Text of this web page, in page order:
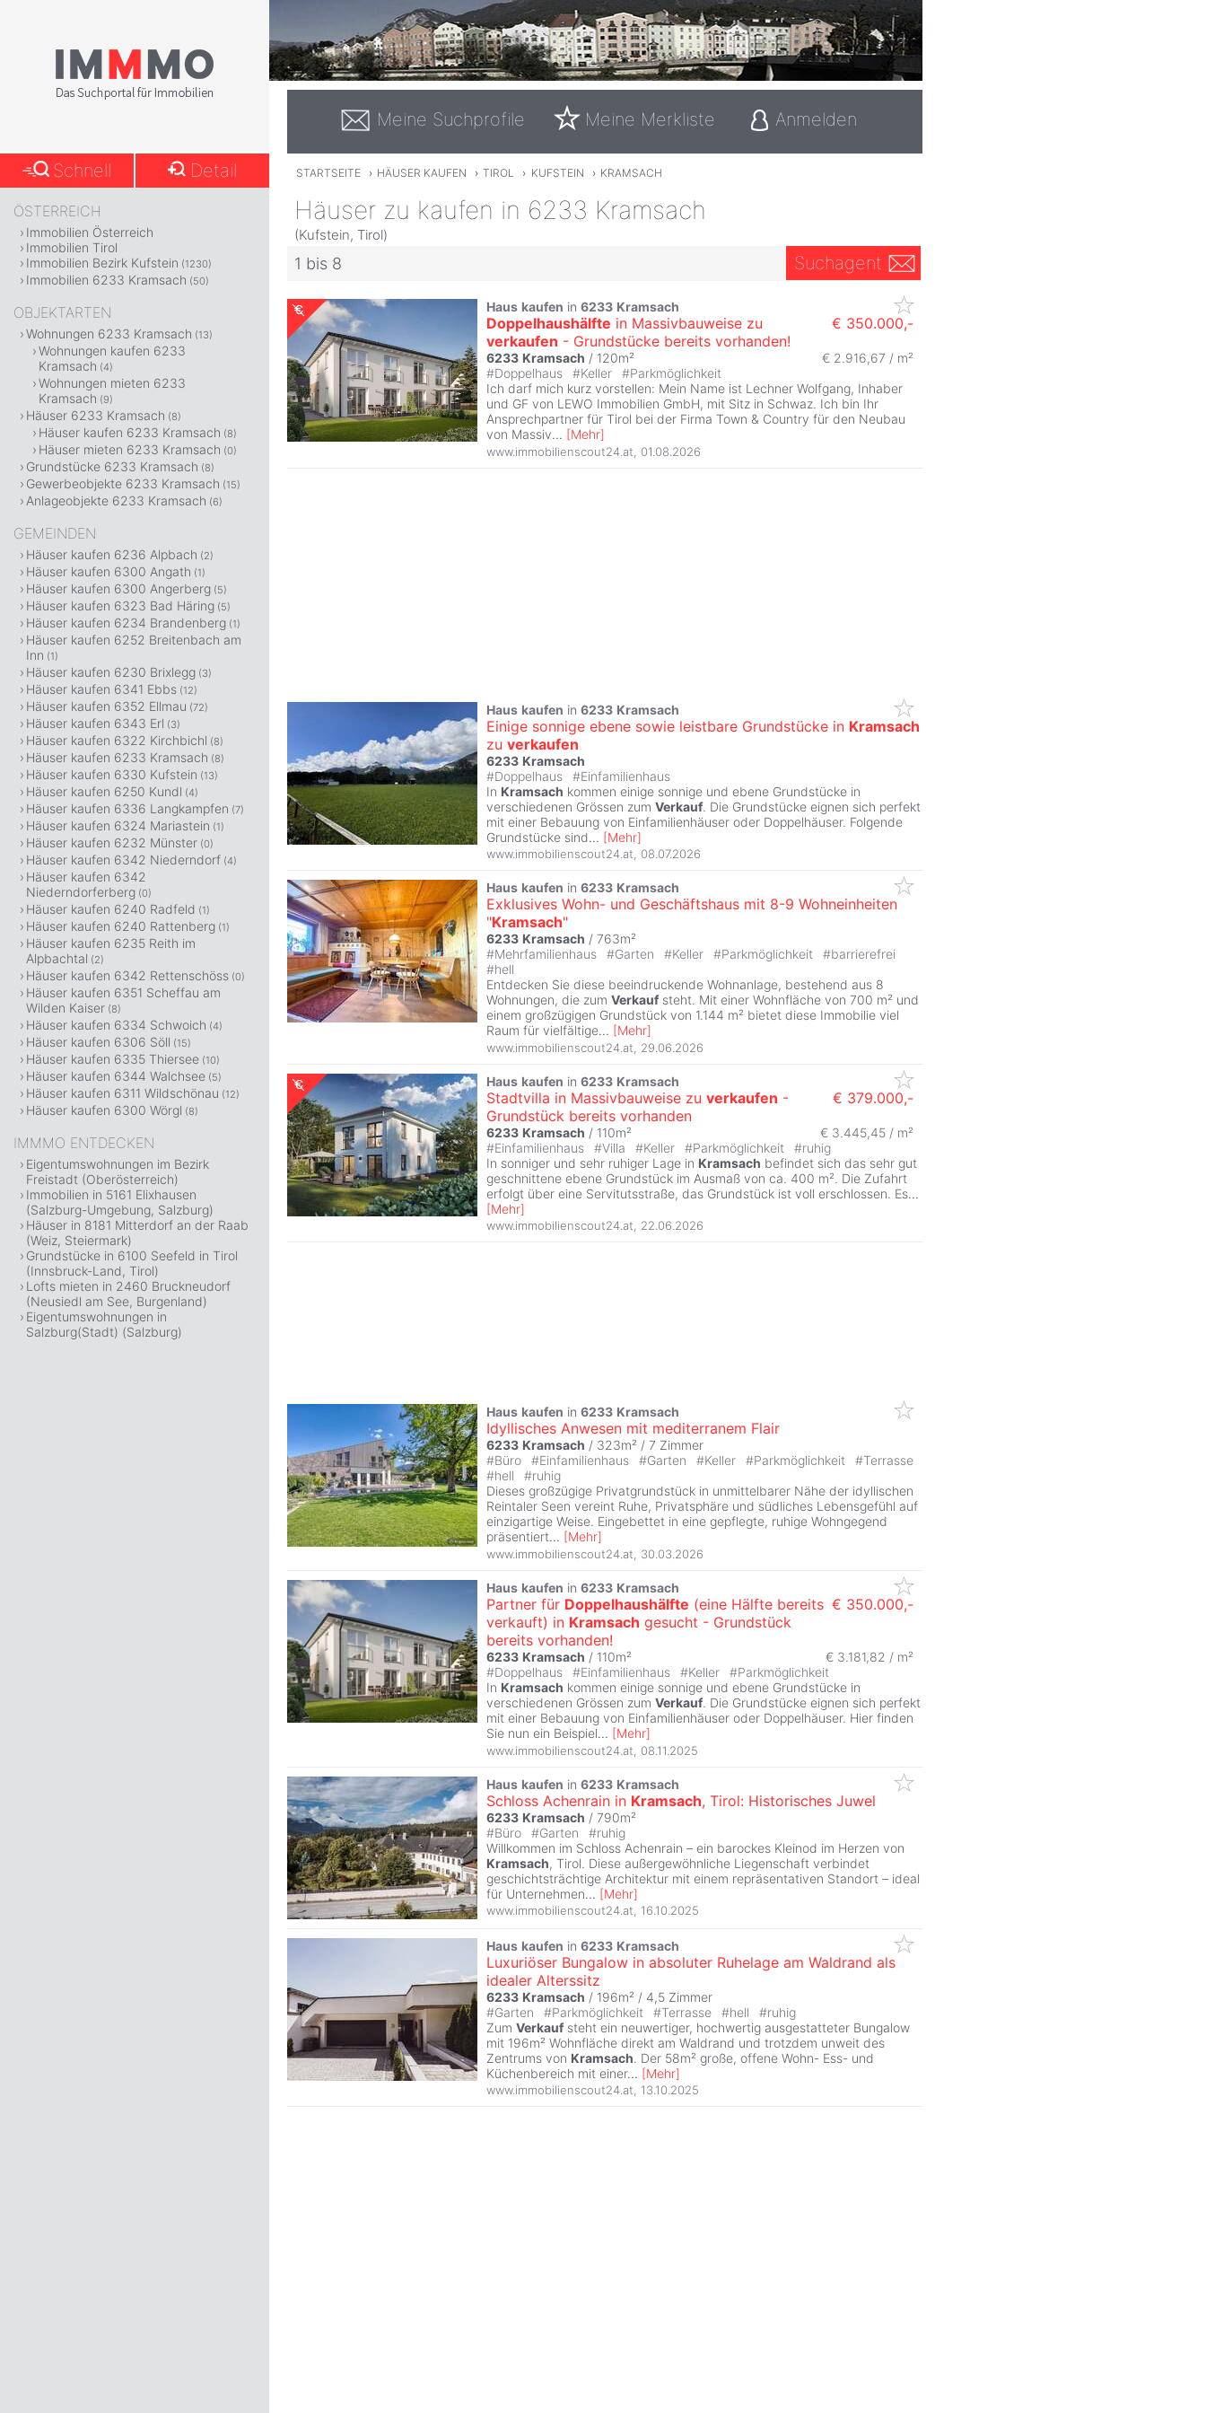
Meine Suchprofile Meine Merkliste Anmelden
STARTSEITE › HÄUSER KAUFEN › TIROL › KUFSTEIN › KRAMSACH
Häuser zu kaufen in 6233 Kramsach
(Kufstein, Tirol)
1 bis 8 Suchagent
Haus kaufen in 6233 Kramsach
Doppelhaushälfte in Massivbauweise zu
verkaufen - Grundstücke bereits vorhanden!
€ 350.000,-
6233 Kramsach / 120m²
€ 2.916,67 / m²
#Doppelhaus #Keller #Parkmöglichkeit
Ich darf mich kurz vorstellen: Mein Name ist Lechner Wolfgang, Inhaber
und GF von LEWO Immobilien GmbH, mit Sitz in Schwaz. Ich bin Ihr
Ansprechpartner für Tirol bei der Firma Town & Country für den Neubau
von Massiv... [Mehr]
www.immobilienscout24.at 01.08.2026
Haus kaufen in 6233 Kramsach
Einige sonnige ebene sowie leistbare Grundstücke in Kramsach
zu verkaufen
6233 Kramsach
#Doppelhaus #Einfamilienhaus
In Kramsach kommen einige sonnige und ebene Grundstücke in
verschiedenen Grössen zum Verkauf. Die Grundstücke eignen sich perfekt
mit einer Bebauung von Einfamilienhäuser oder Doppelhäuser. Folgende
Grundstücke sind... [Mehr]
www.immobilienscout24.at, 08.07.2026
Haus kaufen in 6233 Kramsach
Exklusives Wohn- und Geschäftshaus mit 8-9 Wohneinheiten
"Kramsach"
6233 Kramsach / 763m²
#Mehrfamilienhaus #Garten #Keller #Parkmöglichkeit #barrierefrei
#hell
Entdecken Sie diese beeindruckende Wohnanlage, bestehend aus 8
Wohnungen, die zum Verkauf steht. Mit einer Wohnfläche von 700 m² und
einem großzügigen Grundstück von 1.144 m² bietet diese Immobilie viel
Raum für vielfältige... [Mehr]
www.immobilienscout24.at 29.06.2026
Haus kaufen in 6233 Kramsach
Stadtvilla in Massivbauweise zu verkaufen -
Grundstück bereits vorhanden
€ 379.000,-
6233 Kramsach / 110m²
€ 3.445,45 / m²
#Einfamilienhaus #Villa #Keller #Parkmöglichkeit #ruhig
In sonniger und sehr ruhiger Lage in Kramsach befindet sich das sehr gut
geschnittene ebene Grundstück im Ausmaß von ca. 400 m². Die Zufahrt
erfolgt über eine Servitutsstraße, das Grundstück ist voll erschlossen. Es...
[Mehr]
www.immobilienscout24.at, 22.06.2026
Haus kaufen in 6233 Kramsach
Idyllisches Anwesen mit mediterranem Flair
6233 Kramsach / 323m² / 7 Zimmer
#Büro #Einfamilienhaus #Garten #Keller #Parkmöglichkeit #Terrasse
#hell #ruhig
Dieses großzügige Privatgrundstück in unmittelbarer Nähe der idyllischen
Reintaler Seen vereint Ruhe, Privatsphäre und südliches Lebensgefühl auf
einzigartige Weise. Eingebettet in eine gepflegte, ruhige Wohngegend
präsentiert... [Mehr]
www.immobilienscout24.at 30.03.2026
Haus kaufen in 6233 Kramsach
Partner für Doppelhaushälfte (eine Hälfte bereits
verkauft) in Kramsach gesucht - Grundstück
bereits vorhanden!
€ 350.000,-
6233 Kramsach / 110m²
€ 3.181,82 / m²
#Doppelhaus #Einfamilienhaus #Keller #Parkmöglichkeit
In Kramsach kommen einige sonnige und ebene Grundstücke in
verschiedenen Grössen zum Verkauf. Die Grundstücke eignen sich perfekt
mit einer Bebauung von Einfamilienhäuser oder Doppelhäuser. Hier finden
Sie nun ein Beispiel... [Mehr]
www.immobilienscout24.at 08.11.2025
Haus kaufen in 6233 Kramsach
Schloss Achenrain in Kramsach, Tirol: Historisches Juwel
6233 Kramsach / 790m²
#Büro #Garten #ruhig
Willkommen im Schloss Achenrain – ein barockes Kleinod im Herzen von
Kramsach, Tirol. Diese außergewöhnliche Liegenschaft verbindet
geschichtsträchtige Architektur mit einem repräsentativen Standort – ideal
für Unternehmen... [Mehr]
www.immobilienscout24.at, 16.10.2025
Haus kaufen in 6233 Kramsach
Luxuriöser Bungalow in absoluter Ruhelage am Waldrand als
idealer Alterssitz
6233 Kramsach / 196m² / 4,5 Zimmer
#Garten #Parkmöglichkeit #Terrasse #hell #ruhig
Zum Verkauf steht ein neuwertiger, hochwertig ausgestatteter Bungalow
mit 196m² Wohnfläche direkt am Waldrand und trotzdem unweit des
Zentrums von Kramsach. Der 58m² große, offene Wohn- Ess- und
Küchenbereich mit einer... [Mehr]
www.immobilienscout24.at, 13.10.2025
Schnell Detail
ÖSTERREICH
Immobilien Österreich
Immobilien Tirol
Immobilien Bezirk Kufstein (1230)
Immobilien 6233 Kramsach (50)
OBJEKTARTEN
Wohnungen 6233 Kramsach (13)
Wohnungen kaufen 6233
Kramsach (4)
Wohnungen mieten 6233
Kramsach (9)
Häuser 6233 Kramsach (8)
Häuser kaufen 6233 Kramsach (8)
Häuser mieten 6233 Kramsach (0)
Grundstücke 6233 Kramsach (8)
Gewerbeobjekte 6233 Kramsach (15)
Anlageobjekte 6233 Kramsach (6)
GEMEINDEN
Häuser kaufen 6236 Alpbach (2)
Häuser kaufen 6300 Angath (1)
Häuser kaufen 6300 Angerberg (5)
Häuser kaufen 6323 Bad Häring (5)
Häuser kaufen 6234 Brandenberg (1)
Häuser kaufen 6252 Breitenbach am
Inn (1)
Häuser kaufen 6230 Brixlegg (3)
Häuser kaufen 6341 Ebbs (12)
Häuser kaufen 6352 Ellmau (72)
Häuser kaufen 6343 Erl (3)
Häuser kaufen 6322 Kirchbichl (8)
Häuser kaufen 6233 Kramsach (8)
Häuser kaufen 6330 Kufstein (13)
Häuser kaufen 6250 Kundl (4)
Häuser kaufen 6336 Langkampfen (7)
Häuser kaufen 6324 Mariastein (1)
Häuser kaufen 6232 Münster (0)
Häuser kaufen 6342 Niederndorf (4)
Häuser kaufen 6342
Niederndorferberg (0)
Häuser kaufen 6240 Radfeld (1)
Häuser kaufen 6240 Rattenberg (1)
Häuser kaufen 6235 Reith im
Alpbachtal (2)
Häuser kaufen 6342 Rettenschöss (0)
Häuser kaufen 6351 Scheffau am
Wilden Kaiser (8)
Häuser kaufen 6334 Schwoich (4)
Häuser kaufen 6306 Söll (15)
Häuser kaufen 6335 Thiersee (10)
Häuser kaufen 6344 Walchsee (5)
Häuser kaufen 6311 Wildschönau (12)
Häuser kaufen 6300 Wörgl (8)
IMMMO ENTDECKEN
Eigentumswohnungen im Bezirk
Freistadt (Oberösterreich)
Immobilien in 5161 Elixhausen
(Salzburg-Umgebung, Salzburg)
Häuser in 8181 Mitterdorf an der Raab
(Weiz, Steiermark)
Grundstücke in 6100 Seefeld in Tirol
(Innsbruck-Land, Tirol)
Lofts mieten in 2460 Bruckneudorf
(Neusiedl am See, Burgenland)
Eigentumswohnungen in
Salzburg(Stadt) (Salzburg)